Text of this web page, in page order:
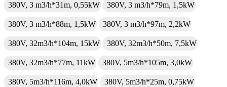
380V, 3 m3/h*31m, 0,55kW 380V, 3 m3/h*79m, 1,5kW
380V, 3 m3/h*88m, 1,5kW 380V, 3 m3/h*97m, 2,2kW
380V, 32m3/h*104m, 15kW 380V, 32m3/h*50m, 7,5kW
380V, 32m3/h*77m, 11kW 380V, 5m3/h*105m, 3,0kW
380V, 5m3/h*116m, 4,0kW 380V, 5m3/h*25m, 0,75kW